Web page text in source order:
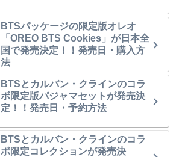
BTSパッケージの限定版オレオ
「OREO BTS Cookies」が日本全
国で発売決定！！発売日・購入方
法
BTSとカルバン・クラインのコラ
ボ限定版パジャマセットが発売決
定！！発売日・予約方法
BTSとカルバン・クラインのコラ
ボ限定コレクションが発売決